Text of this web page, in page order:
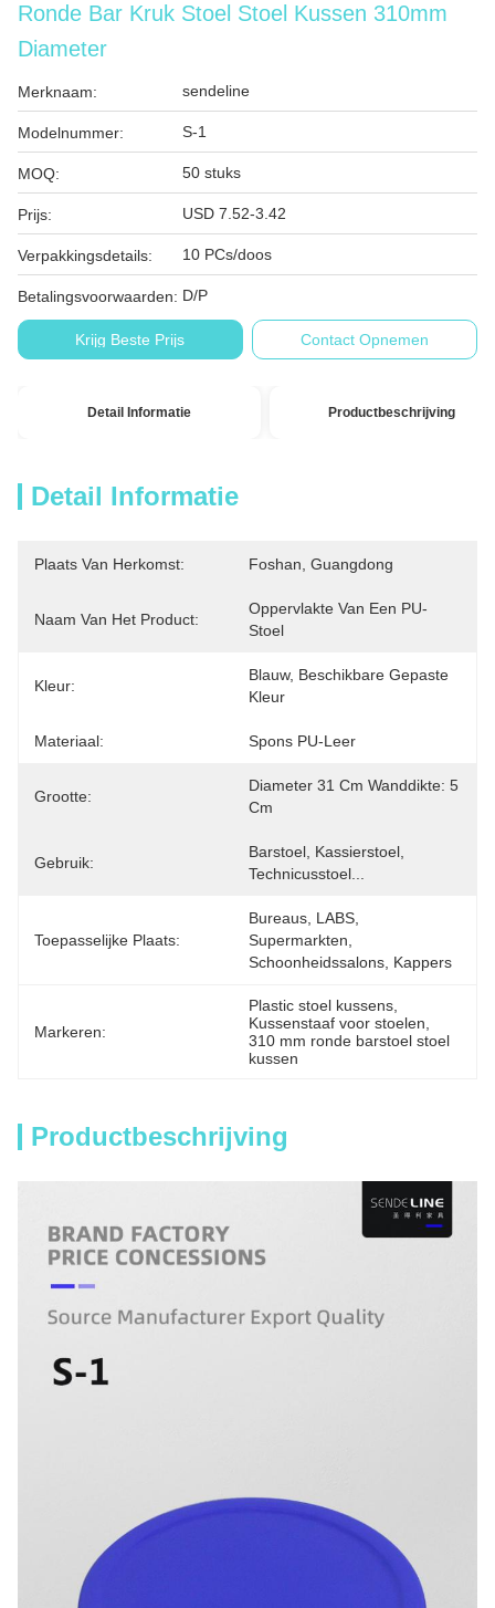
Ronde Bar Kruk Stoel Stoel Kussen 310mm
Diameter
Merknaam: sendeline
Modelnummer: S-1
MOQ: 50 stuks
Prijs: USD 7.52-3.42
Verpakkingsdetails: 10 PCs/doos
Betalingsvoorwaarden: D/P
Krijg Beste Prijs Contact Opnemen
Detail Informatie Productbeschrijving
Detail Informatie
Plaats Van Herkomst: Foshan, Guangdong
Naam Van Het Product:
Oppervlakte Van Een PU-
Stoel
Kleur:
Blauw, Beschikbare Gepaste
Kleur
Materiaal: Spons PU-Leer
Grootte:
Diameter 31 Cm Wanddikte: 5
Cm
Gebruik:
Barstoel, Kassierstoel,
Technicusstoel...
Toepasselijke Plaats:
Bureaus, LABS,
Supermarkten,
Schoonheidssalons, Kappers
Markeren:
Plastic stoel kussens
Kussenstaaf voor stoelen
310 mm ronde barstoel stoel
kussen
Productbeschrijving